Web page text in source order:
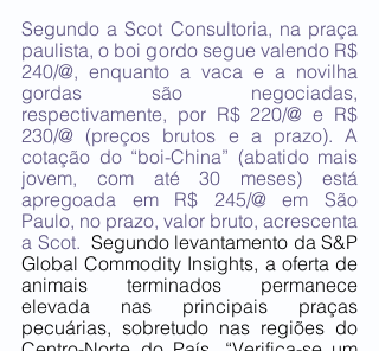
Segundo a Scot Consultoria, na praça
paulista, o boi gordo segue valendo R$
240/@, enquanto a vaca e a novilha
gordas são negociadas,
respectivamente, por R$ 220/@ e R$
230/@ (preços brutos e a prazo). A
cotação do “boi-China” (abatido mais
jovem, com até 30 meses) está
apregoada em R$ 245/@ em São
Paulo, no prazo, valor bruto, acrescenta
a Scot. Segundo levantamento da S&P
Global Commodity Insights, a oferta de
animais terminados permanece
elevada nas principais praças
pecuárias, sobretudo nas regiões do